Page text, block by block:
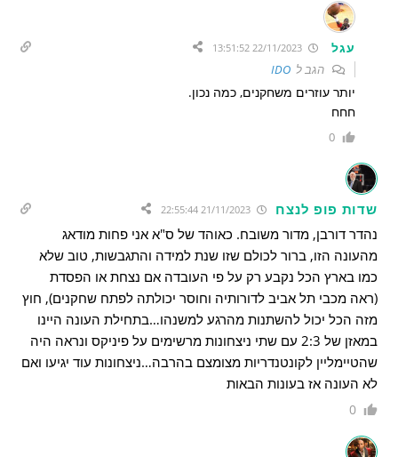
עגל
הגב לIDO
יותר עוזרים משחקנים, כמה נכון.
חחח
0
שדות פופ לנצח
נהדר דורבן, מדור משובח. כאוהד של ס"א אני פחות מודאג
מהעונה הזו, ברור לכולם שזו שנת למידה והתגבשות, טוב שלא
כמו בארץ הכל נקבע רק על פי העובדה אם נצחת או הפסדת
(ראה מכבי תל אביב לדורותיה וחוסר יכולתה לפתח שחקנים), חוץ
מזה הכל יכול להשתנות מהרגע למשנהו…בתחילת העונה היינו
במאזן של 2:3 עם שתי ניצחונות מרשימים על פיניקס ונראה היה
שהטיימליין לקונטנדריות מצומצם בהרבה…ניצחונות עוד יגיעו ואם
לא העונה אז בעונות הבאות
0